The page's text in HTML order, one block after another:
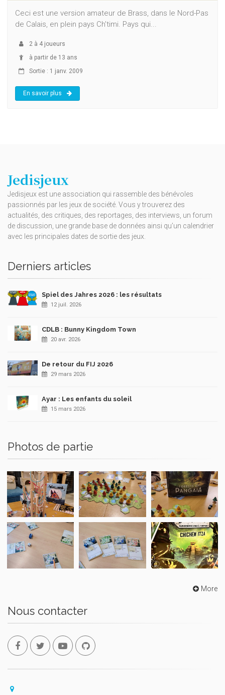
Ceci est une version amateur de Brass, dans le Nord-Pas
de Calais, en plein pays Ch'timi. Pays qui...
2 à 4 joueurs
à partir de 13 ans
Sortie : 1 janv. 2009
En savoir plus
Jedisjeux
Jedisjeux est une association qui rassemble des bénévoles
passionnés par les jeux de société. Vous y trouverez des
actualités, des critiques, des reportages, des interviews, un forum
de discussion, une grande base de données ainsi qu’un calendrier
avec les principales dates de sortie des jeux.
Derniers articles
Spiel des Jahres 2026 : les résultats
12 juil. 2026
CDLB : Bunny Kingdom Town
20 avr. 2026
De retour du FIJ 2026
29 mars 2026
Ayar : Les enfants du soleil
15 mars 2026
Photos de partie
More
Nous contacter